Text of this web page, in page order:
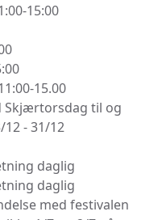
15:00
15.00
Skjærtorsdag til og
12 - 31/12
daglig
daglig
med festivalen